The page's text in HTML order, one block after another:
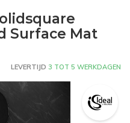
Surface Mat
LEVERTIJD 3 TOT 5 WERKDAGEN